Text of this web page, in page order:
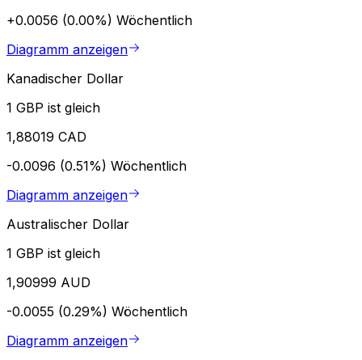
+0.0056 (0.00%) Wöchentlich
Diagramm anzeigen
Kanadischer Dollar
1 GBP ist gleich
1,88019 CAD
-0.0096 (0.51%) Wöchentlich
Diagramm anzeigen
Australischer Dollar
1 GBP ist gleich
1,90999 AUD
-0.0055 (0.29%) Wöchentlich
Diagramm anzeigen